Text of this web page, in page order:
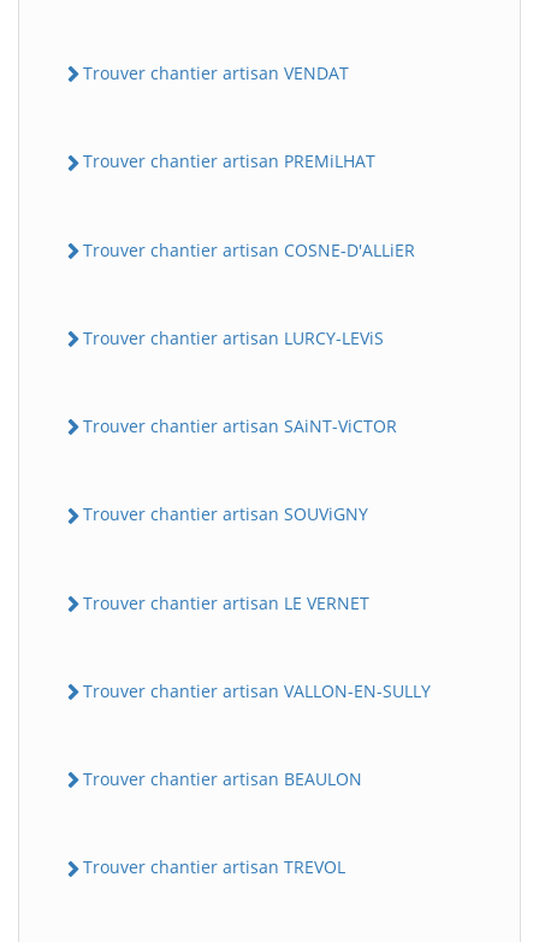
Trouver chantier artisan VENDAT
Trouver chantier artisan PREMiLHAT
Trouver chantier artisan COSNE-D'ALLiER
Trouver chantier artisan LURCY-LEViS
Trouver chantier artisan SAiNT-ViCTOR
Trouver chantier artisan SOUViGNY
Trouver chantier artisan LE VERNET
Trouver chantier artisan VALLON-EN-SULLY
Trouver chantier artisan BEAULON
Trouver chantier artisan TREVOL